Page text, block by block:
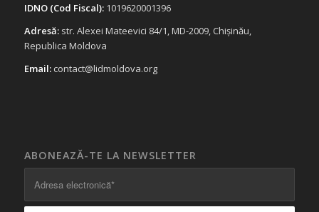
IDNO (Cod Fiscal):1019620001396
Adresă:str. Alexei Mateevici 84/1, MD-2009, Chișinău,
Republica Moldova
Email: contact@lidmoldova.org
ABONEAZĂ-TE LA NEWSLETTER